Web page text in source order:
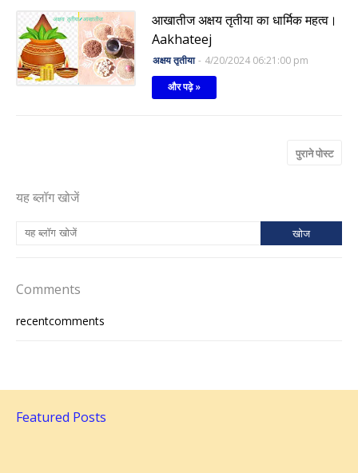
आखातीज अक्षय तृतीया का धार्मिक महत्व।
Aakhateej
अक्षय तृतीया - 4/20/2024 06:21:00 pm
और पढ़े »
पुराने पोस्ट
यह ब्लॉग खोजें
Comments
recentcomments
Featured Posts